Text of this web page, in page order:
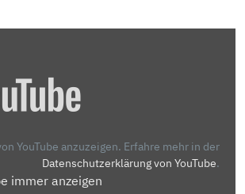
YouTube anzuzeigen. Erfahre mehr in der
Datenschutzerklärung von YouTube.
immer anzeigen